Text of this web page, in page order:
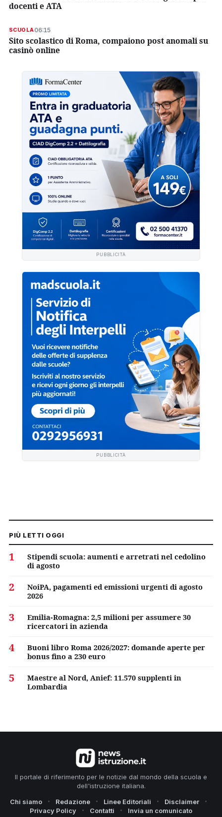
docenti e ATA
SCUOLA06:15
Sito scolastico di Roma, compaiono post anomali su
casinò online
PUBBLICITÀ
PUBBLICITÀ
PIÙ LETTI OGGI
1
Stipendi scuola: aumenti e arretrati nel cedolino
di agosto
2
NoiPA, pagamenti ed emissioni urgenti di agosto
2026
3
Emilia-Romagna: 2,5 milioni per assumere 30
ricercatori in azienda
4
Buoni libro Roma 2026/2027: domande aperte per
bonus fino a 230 euro
5
Maestre al Nord, Anief: 11.570 supplenti in
Lombardia
Il portale di riferimento per le notizie dal mondo della scuola e
dell'istruzione italiana.
Chi siamo
Redazione Linee Editoriali
Disclaimer
Privacy Policy
Contatti Invia un comunicato